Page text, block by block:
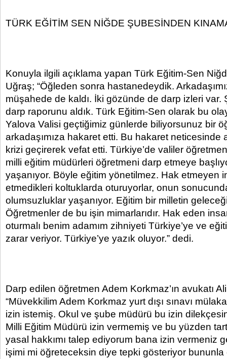
TÜRK EĞİTİM SEN NİĞDE ŞUBESİNDEN
Konuyla ilgili açıklama yapan Türk Eğitim-Sen
Uğraş; “Öğleden sonra hastanedeydik.
müşahede de kaldı. İki gözünde de darp izleri var.
darp raporunu aldık. Türk Eğitim-Sen olarak bu
Yalova Valisi geçtiğimiz günlerde biliyorsunuz bir
arkadaşımıza hakaret etti. Bu hakaret neticesinde
krizi geçirerek vefat etti. Türkiye’de valiler
milli eğitim müdürleri öğretmeni darp etmeye
yaşanıyor. Böyle eğitim yönetilmez. Hak etmeyen
etmedikleri koltuklarda oturuyorlar, onun
olumsuzluklar yaşanıyor. Eğitim bir milletin
Öğretmenler de bu işin mimarlarıdır. Hak eden
oturmalı benim adamım zihniyeti Türkiye’ye ve
zarar veriyor. Türkiye’ye yazık oluyor.” dedi.
Darp edilen öğretmen Adem Korkmaz’ın avukatı
“Müvekkilim Adem Korkmaz yurt dışı sınavı
izin istemiş. Okul ve şube müdürü bu izin
Milli Eğitim Müdürü izin vermemiş ve bu yüzden
yasal hakkımı talep ediyorum bana izin vermeniz
işimi mi öğreteceksin diye tepki gösteriyor